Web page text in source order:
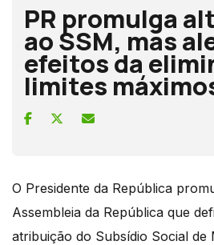
PR promulga
ao SSM, mas
efeitos da
limites
O Presidente da República
Assembleia da República que
atribuição do Subsídio Social de